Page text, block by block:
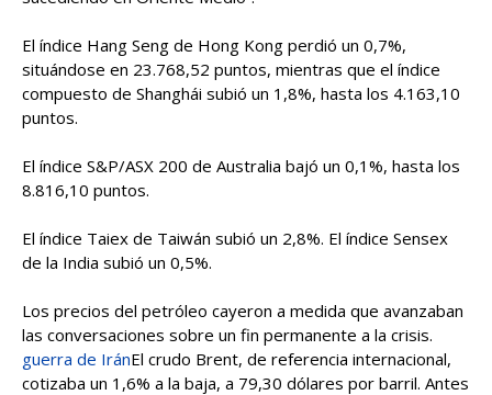
El índice Hang Seng de Hong Kong perdió un 0,7%,
situándose en 23.768,52 puntos, mientras que el índice
compuesto de Shanghái subió un 1,8%, hasta los 4.163,10
puntos.
El índice S&P/ASX 200 de Australia bajó un 0,1%, hasta los
8.816,10 puntos.
El índice Taiex de Taiwán subió un 2,8%. El índice Sensex
de la India subió un 0,5%.
Los precios del petróleo cayeron a medida que avanzaban
las conversaciones sobre un fin permanente a la crisis.
guerra de IránEl crudo Brent, de referencia internacional,
cotizaba un 1,6% a la baja, a 79,30 dólares por barril. Antes